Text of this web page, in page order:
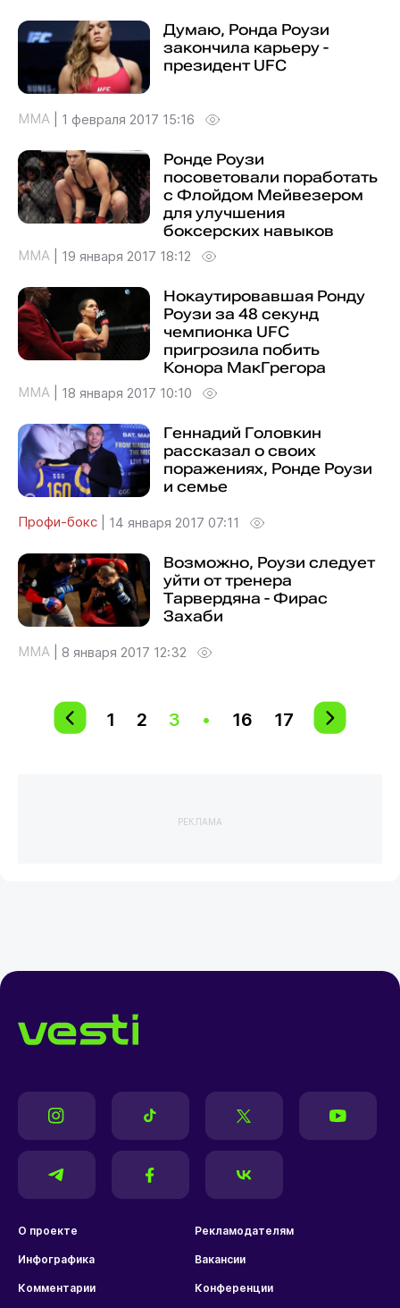
Думаю, Ронда Роузи
закончила карьеру -
президент UFC
MMA 1 февраля 2017 15:16
Ронде Роузи
посоветовали поработать
с Флойдом Мейвезером
для улучшения
боксерских навыков
MMA 19 января 2017 18:12
Нокаутировавшая Ронду
Роузи за 48 секунд
чемпионка UFC
пригрозила побить
Конора МакГрегора
MMA 18 января 2017 10:10
Геннадий Головкин
рассказал о своих
поражениях, Ронде Роузи
и семье
Профи-бокс 14 января 2017 07:11
Возможно, Роузи следует
уйти от тренера
Тарвердяна - Фирас
Захаби
MMA 8 января 2017 12:32
1 2 3 • 16 17
РЕКЛАМА
О проекте Рекламодателям
Инфографика Вакансии
Комментарии Конференции